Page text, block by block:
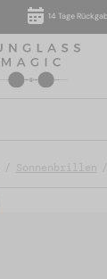
14 Tage Rückgabe
Sonnenbrillen